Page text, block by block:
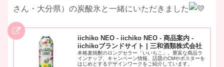
さん・大分県）の炭酸氷と一緒にいただきました
iichiko NEO - iichiko NEO - 商品案内 -
iichikoブランドサイト | 三和酒類株式会社
本格麦焼酎のロングセラー「いいちこ」。豊富な商品ラ
インナップ、キャンペーン情報、話題のCMやポスターを
はじめとするデザインワークをご紹介しています。